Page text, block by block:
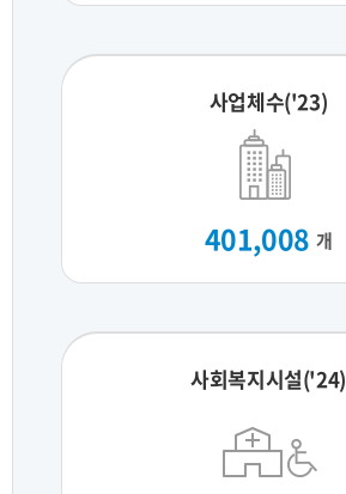
사업체수('23)
401,008 개
사회복지시설('24)